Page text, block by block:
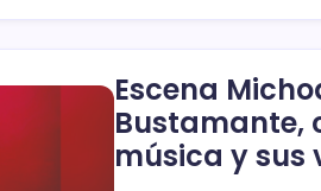
Escena
Bustamante,
música y sus